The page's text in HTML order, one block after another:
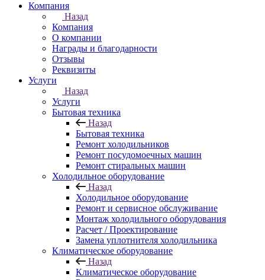
Компания
Назад
Компания
О компании
Награды и благодарности
Отзывы
Реквизиты
Услуги
Назад
Услуги
Бытовая техника
Назад
Бытовая техника
Ремонт холодильников
Ремонт посудомоечных машин
Ремонт стиральных машин
Холодильное оборудование
Назад
Холодильное оборудование
Ремонт и сервисное обслуживание
Монтаж холодильного оборудования
Расчет / Проектирование
Замена уплотнителя холодильника
Климатическое оборудование
Назад
Климатическое оборудование